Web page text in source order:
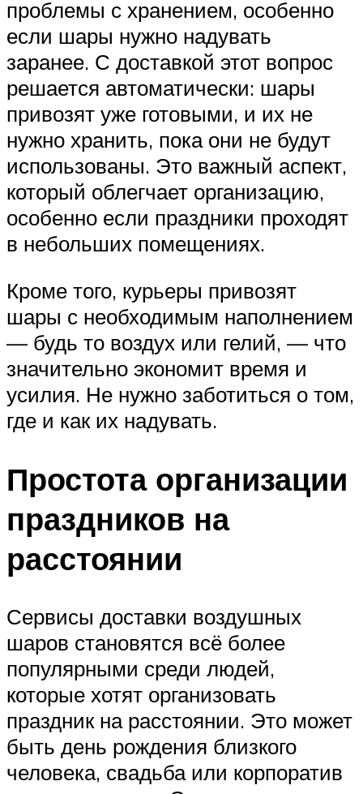
проблемы с хранением, особенно
если шары нужно надувать
заранее. С доставкой этот вопрос
решается автоматически: шары
привозят уже готовыми, и их не
нужно хранить, пока они не будут
использованы. Это важный аспект,
который облегчает организацию,
особенно если праздники проходят
в небольших помещениях.
Кроме того, курьеры привозят
шары с необходимым наполнением
— будь то воздух или гелий, — что
значительно экономит время и
усилия. Не нужно заботиться о том,
где и как их надувать.
Простота организации
праздников на
расстоянии
Сервисы доставки воздушных
шаров становятся всё более
популярными среди людей,
которые хотят организовать
праздник на расстоянии. Это может
быть день рождения близкого
человека, свадьба или корпоратив